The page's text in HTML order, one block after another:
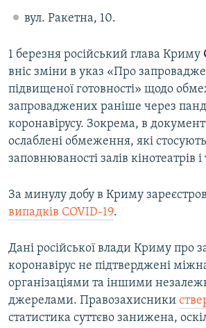
вул. Ракетна, 10.
1 березня російський глава Криму
вніс зміни в указ «Про
підвищеної готовності» щодо
запроваджених раніше через
коронавірусу. Зокрема, в
ослаблені обмеження, які
заповнюваності залів кінотеатрів і
За минулу добу в Криму
випадків COVID-19.
Дані російської влади Криму про
коронавірус не підтверджені
організаціями та іншими
джерелами. Правозахисники
статистика суттєво занижена,